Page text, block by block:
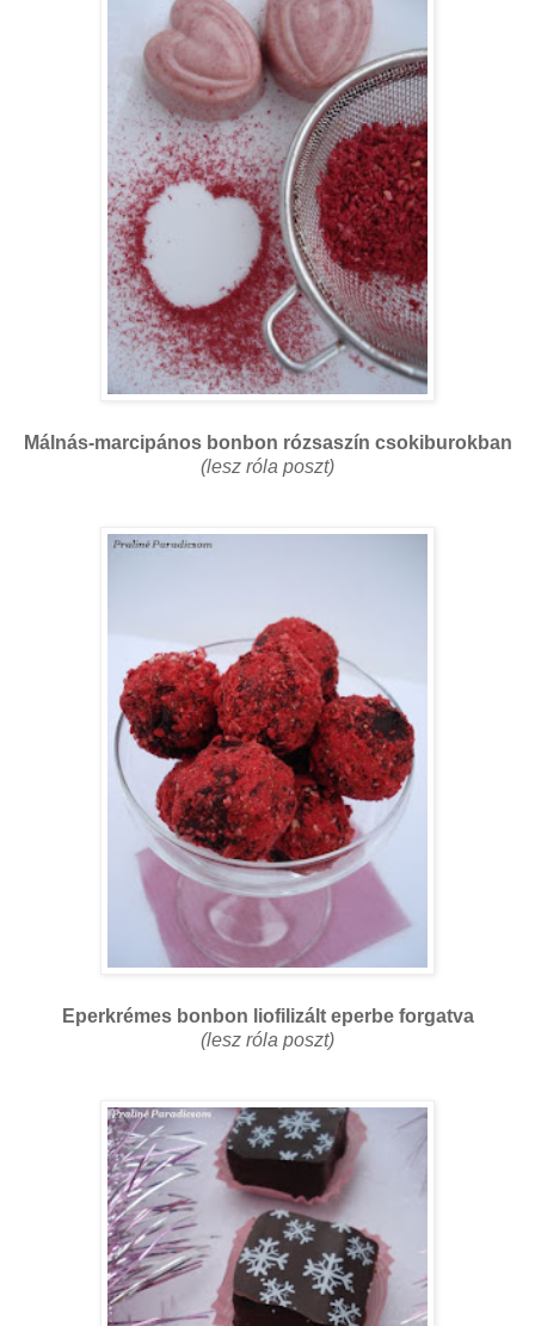
Málnás-marcipános bonbon rózsaszín csokiburokban
(lesz róla poszt)
Eperkrémes bonbon liofilizált eperbe forgatva
(lesz róla poszt)